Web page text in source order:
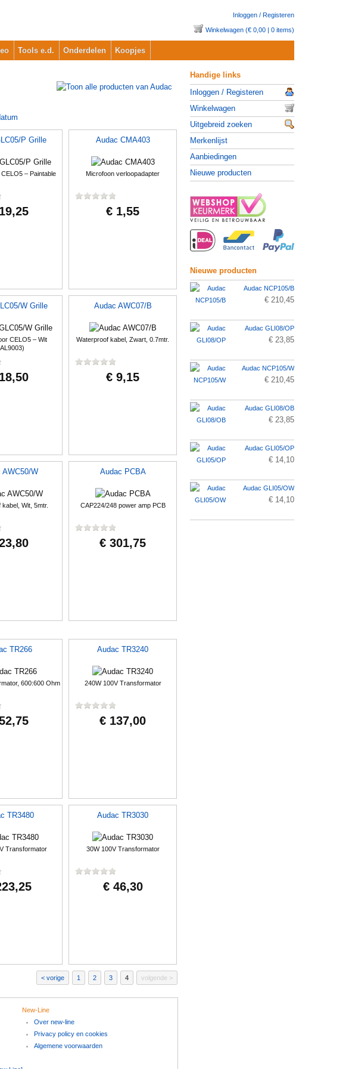
Inloggen / Registeren
Winkelwagen (€ 0,00 | 0 items)
Tools e.d. Onderdelen Koopjes
P Grille
– Paintable
Audac CMA403
Microfoon verloopadapter
€ 1,55
W Grille
CELO5 – Wit
Audac AWC07/B
Waterproof kabel, Zwart, 0.7mtr.
€ 9,15
AWC50/W
Wit, 5mtr.
Audac PCBA
CAP224/248 power amp PCB
€ 301,75
TR266
600:600 Ohm
Audac TR3240
240W 100V Transformator
€ 137,00
TR3480
Transformator
Audac TR3030
30W 100V Transformator
€ 46,30
vorige 1 2 3 4 volgende
Handige links
Inloggen / Registeren
Winkelwagen
Uitgebreid zoeken
Merkenlijst
Aanbiedingen
Nieuwe producten
Nieuwe producten
Audac NCP105/B
€ 210,45
Audac GLI08/OP
€ 23,85
Audac NCP105/W
€ 210,45
Audac GLI08/OB
€ 23,85
Audac GLI05/OP
€ 14,10
Audac GLI05/OW
€ 14,10
New-Line
Over new-line
Privacy policy en cookies
Algemene voorwaarden